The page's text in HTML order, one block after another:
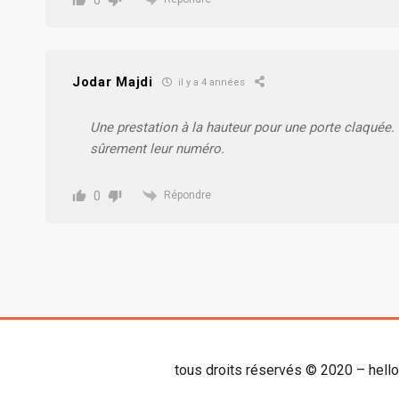
Jodar Majdi il y a 4 années
Une prestation à la hauteur pour une porte claquée.
sûrement leur numéro.
0 Répondre
tous droits réservés © 2020 –